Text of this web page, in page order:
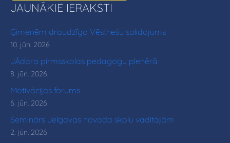
JAUNĀKIE IERAKSTI
Ģimenēm draudzīgo Vēstnešu salidojums
10. jūn. 2026
JĀdara pirmsskolas pedagogu plenērā
8. jūn. 2026
Motivācijas forums
6. jūn. 2026
Seminārs Jelgavas novada skolu vadītājām
2. jūn. 2026